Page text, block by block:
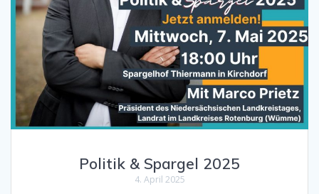
Politik & Spargel 2025
4. April 2025